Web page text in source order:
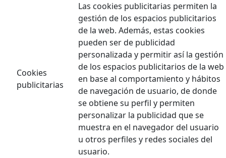
Cookies
publicitarias
Las cookies publicitarias permiten la
gestión de los espacios publicitarios
de la web. Además, estas cookies
pueden ser de publicidad
personalizada y permitir así la gestión
de los espacios publicitarios de la web
en base al comportamiento y hábitos
de navegación de usuario, de donde
se obtiene su perfil y permiten
personalizar la publicidad que se
muestra en el navegador del usuario
u otros perfiles y redes sociales del
usuario.